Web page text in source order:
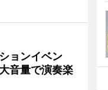
ョンイベン
音量で演奏楽